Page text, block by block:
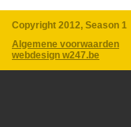
Copyright 2012, Season 1
Algemene voorwaarden
webdesign w247.be